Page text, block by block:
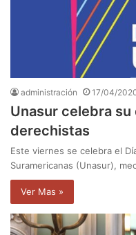
administración 17/04/
Unasur celebra
derechistas
Este viernes se celebra el
Suramericanas (Unasur),
Ver Mas »